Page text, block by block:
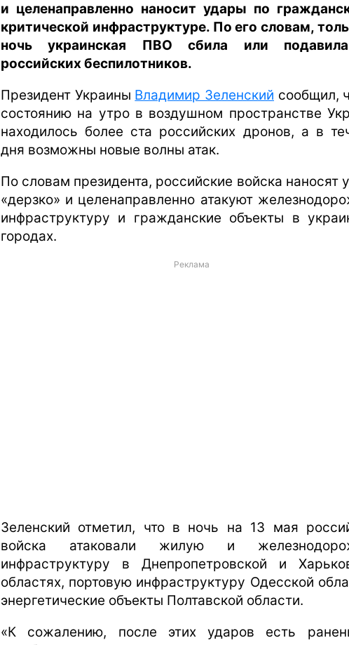
и целенаправленно наносит удары по
критической инфраструктуре. По его словам,
ночь украинская ПВО сбила или
российских беспилотников.
Президент Украины Владимир Зеленский сообщил,
состоянию на утро в воздушном пространстве
находилось более ста российских дронов, а в
дня возможны новые волны атак.
По словам президента, российские войска наносят
«дерзко» и целенаправленно атакуют
инфраструктуру и гражданские объекты в
городах.
Реклама
Зеленский отметил, что в ночь на 13 мая
войска атаковали жилую и
инфраструктуру в Днепропетровской и
областях, портовую инфраструктуру Одесской
энергетические объекты Полтавской области.
«К сожалению, после этих ударов есть